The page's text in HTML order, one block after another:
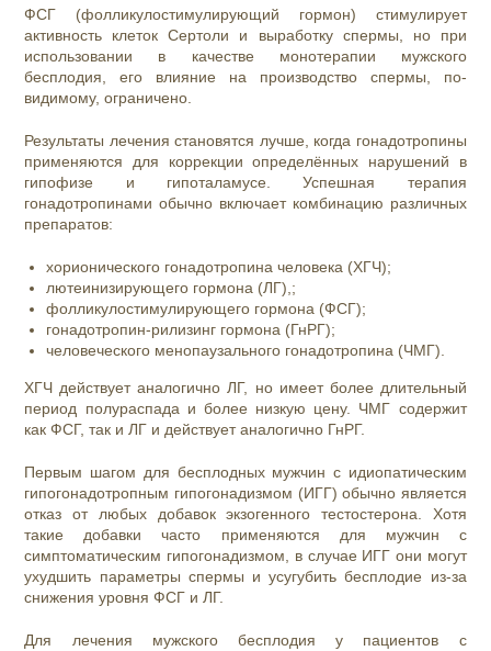
ФСГ (фолликулостимулирующий гормон) стимулирует
активность клеток Сертоли и выработку спермы, но при
использовании в качестве монотерапии мужского
бесплодия, его влияние на производство спермы, по-
видимому, ограничено.
Результаты лечения становятся лучше, когда гонадотропины
применяются для коррекции определённых нарушений в
гипофизе и гипоталамусе. Успешная терапия
гонадотропинами обычно включает комбинацию различных
препаратов:
хорионического гонадотропина человека (ХГЧ);
лютеинизирующего гормона (ЛГ),;
фолликулостимулирующего гормона (ФСГ);
гонадотропин-рилизинг гормона (ГнРГ);
человеческого менопаузального гонадотропина (ЧМГ).
ХГЧ действует аналогично ЛГ, но имеет более длительный
период полураспада и более низкую цену. ЧМГ содержит
как ФСГ, так и ЛГ и действует аналогично ГнРГ.
Первым шагом для бесплодных мужчин с идиопатическим
гипогонадотропным гипогонадизмом (ИГГ) обычно является
отказ от любых добавок экзогенного тестостерона. Хотя
такие добавки часто применяются для мужчин с
симптоматическим гипогонадизмом, в случае ИГГ они могут
ухудшить параметры спермы и усугубить бесплодие из-за
снижения уровня ФСГ и ЛГ.
Для лечения мужского бесплодия у пациентов с